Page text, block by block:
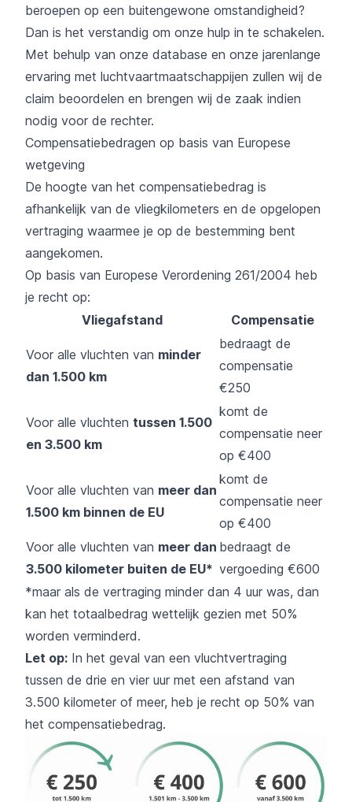
beroepen op een buitengewone omstandigheid?
Dan is het verstandig om onze hulp in te schakelen.
Met behulp van onze database en onze jarenlange
ervaring met luchtvaartmaatschappijen zullen wij de
claim beoordelen en brengen wij de zaak indien
nodig voor de rechter.
Compensatiebedragen op basis van Europese
wetgeving
De hoogte van het compensatiebedrag is
afhankelijk van de vliegkilometers en de opgelopen
vertraging waarmee je op de bestemming bent
aangekomen.
Op basis van Europese Verordening 261/2004 heb
je recht op:
Vliegafstand
Compensatie
Voor alle vluchten van minder
dan 1.500 km
bedraagt de
compensatie
€250
Voor alle vluchten tussen 1.500
en 3.500 km
komt de
compensatie neer
op €400
Voor alle vluchten van meer dan
1.500 km binnen de EU
komt de
compensatie neer
op €400
Voor alle vluchten van meer dan
3.500 kilometer buiten de EU*
bedraagt de
vergoeding €600
*maar als de vertraging minder dan 4 uur was, dan
kan het totaalbedrag wettelijk gezien met 50%
worden verminderd.
Let op: In het geval van een vluchtvertraging
tussen de drie en vier uur met een afstand van
3.500 kilometer of meer, heb je recht op 50% van
het compensatiebedrag.